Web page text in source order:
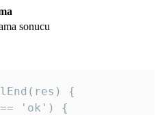
sonucu
{
'ok') {